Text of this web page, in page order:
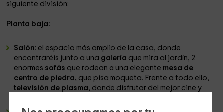
siguiente división:
Planta baja:
Salón: el espacio más amplio de la casa, donde
encontraréis junto a una galería que mira al jardín, 2
enormes sofás que rodean a una elegante mesa de
centro de piedra, que pisa moqueta. Frente a todo ello,
televisión de plasma, donde disfrutar del mejor cine y